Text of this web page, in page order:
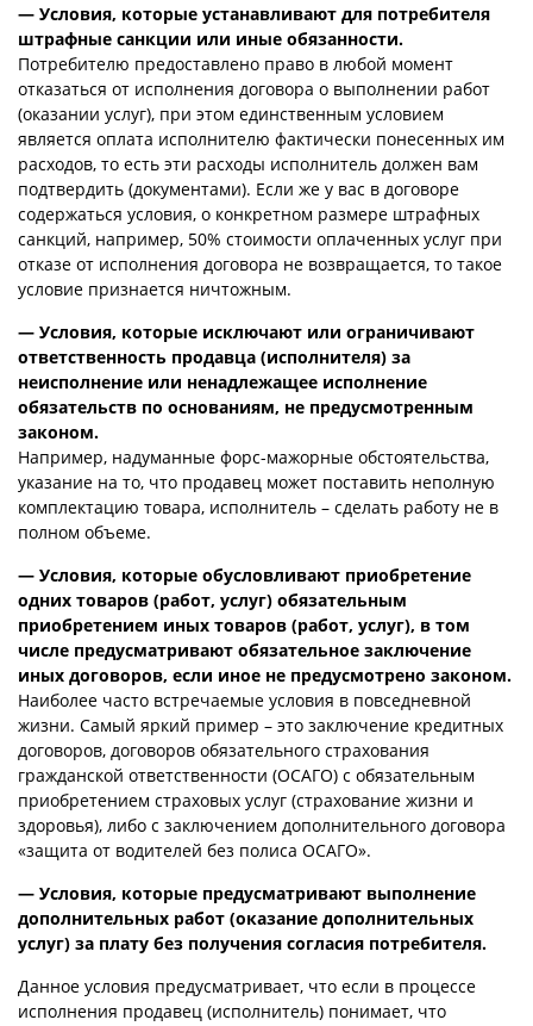
— Условия, которые устанавливают для потребителя
штрафные санкции или иные обязанности.
Потребителю предоставлено право в любой момент
отказаться от исполнения договора о выполнении работ
(оказании услуг), при этом единственным условием
является оплата исполнителю фактически понесенных им
расходов, то есть эти расходы исполнитель должен вам
подтвердить (документами). Если же у вас в договоре
содержаться условия, о конкретном размере штрафных
санкций, например, 50% стоимости оплаченных услуг при
отказе от исполнения договора не возвращается, то такое
условие признается ничтожным.
— Условия, которые исключают или ограничивают
ответственность продавца (исполнителя) за
неисполнение или ненадлежащее исполнение
обязательств по основаниям, не предусмотренным
законом.
Например, надуманные форс-мажорные обстоятельства,
указание на то, что продавец может поставить неполную
комплектацию товара, исполнитель – сделать работу не в
полном объеме.
— Условия, которые обусловливают приобретение
одних товаров (работ, услуг) обязательным
приобретением иных товаров (работ, услуг), в том
числе предусматривают обязательное заключение
иных договоров, если иное не предусмотрено законом.
Наиболее часто встречаемые условия в повседневной
жизни. Самый яркий пример – это заключение кредитных
договоров, договоров обязательного страхования
гражданской ответственности (ОСАГО) с обязательным
приобретением страховых услуг (страхование жизни и
здоровья), либо с заключением дополнительного договора
«защита от водителей без полиса ОСАГО».
— Условия, которые предусматривают выполнение
дополнительных работ (оказание дополнительных
услуг) за плату без получения согласия потребителя.
Данное условия предусматривает, что если в процессе
исполнения продавец (исполнитель) понимает, что